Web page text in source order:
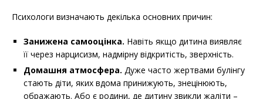
Психологи визначають декілька основних причин:
Занижена самооцінка. Навіть якщо дитина виявляє
її через нарцисизм, надмірну відкритість, зверхність.
Домашня атмосфера. Дуже часто жертвами булінгу
стають діти, яких вдома принижують, знецінюють,
ображають. Або є родини, де дитину звикли жаліти –